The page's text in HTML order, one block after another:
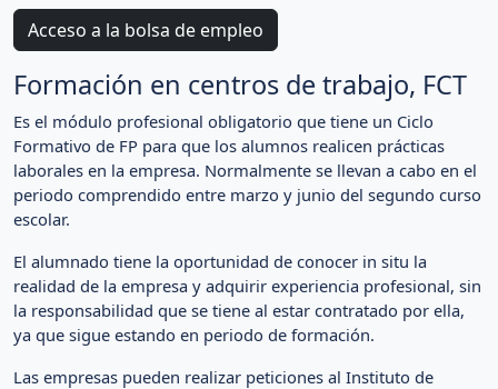
Acceso a la bolsa de empleo
Formación en centros de trabajo, FCT
Es el módulo profesional obligatorio que tiene un Ciclo
Formativo de FP para que los alumnos realicen prácticas
laborales en la empresa. Normalmente se llevan a cabo en el
periodo comprendido entre marzo y junio del segundo curso
escolar.
El alumnado tiene la oportunidad de conocer in situ la
realidad de la empresa y adquirir experiencia profesional, sin
la responsabilidad que se tiene al estar contratado por ella,
ya que sigue estando en periodo de formación.
Las empresas pueden realizar peticiones al Instituto de